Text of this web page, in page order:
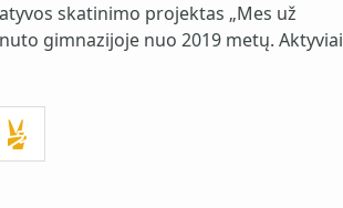
skatinimo projektas „Mes už
gimnazijoje nuo 2019 metų. Aktyviai